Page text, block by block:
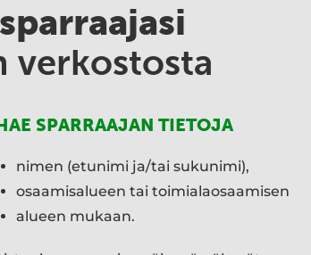
verkostosta
SPARRAAJAN TIETOJA
nimen (etunimi ja/tai sukunimi),
osaamisalueen tai toimialaosaamisen
alueen mukaan.